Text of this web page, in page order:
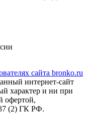
сайта bronko.ru
интернет-сайт
характер и ни при
офертой,
(2) ГК РФ.